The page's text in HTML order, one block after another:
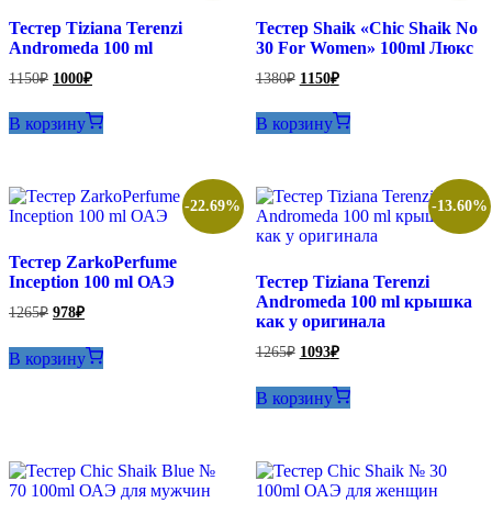
Тестер Tiziana Terenzi
Andromeda 100 ml
1150₽ Первоначальная
цена
составляла
1150₽.
1000₽Текущая
цена:
1000₽.
В корзину
Тестер Shaik «Chic Shaik No
30 For Women» 100ml Люкс
1380₽ Первоначальная
цена
составляла
1380₽.
1150₽Текущая
цена:
1150₽.
В корзину
-22.69%
Тестер ZarkoPerfume
Inception 100 ml ОАЭ
1265₽ Первоначальная
составляла
1265₽.
978₽Текущая
978₽.
В корзину
-13.60%
Тестер Tiziana Terenzi
Andromeda 100 ml крышка
как у оригинала
1265₽ Первоначальная
составляла
1265₽.
1093₽Текущая
1093₽.
В корзину